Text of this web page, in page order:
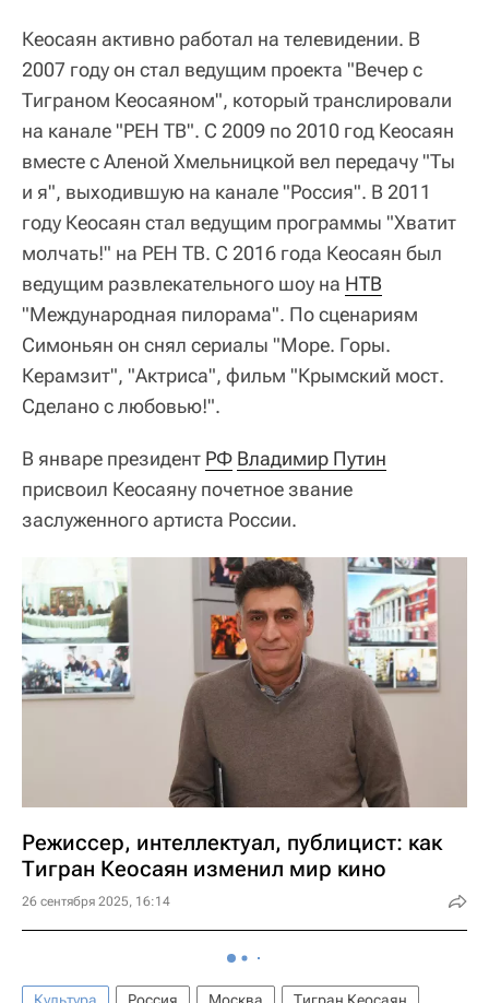
Кеосаян активно работал на телевидении. В
2007 году он стал ведущим проекта "Вечер с
Тиграном Кеосаяном", который транслировали
на канале "РЕН ТВ". С 2009 по 2010 год Кеосаян
вместе с Аленой Хмельницкой вел передачу "Ты
и я", выходившую на канале "Россия". В 2011
году Кеосаян стал ведущим программы "Хватит
молчать!" на РЕН ТВ. С 2016 года Кеосаян был
ведущим развлекательного шоу на НТВ
"Международная пилорама". По сценариям
Симоньян он снял сериалы "Море. Горы.
Керамзит", "Актриса", фильм "Крымский мост.
Сделано с любовью!".
В январе президент РФ Владимир Путин
присвоил Кеосаяну почетное звание
заслуженного артиста России.
Режиссер, интеллектуал, публицист: как
Тигран Кеосаян изменил мир кино
26 сентября 2025, 16:14